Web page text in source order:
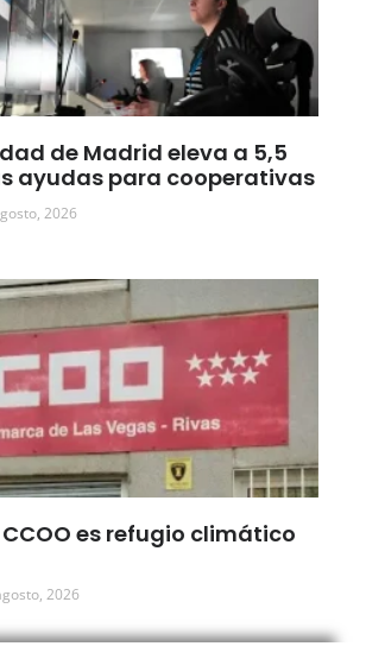
de Madrid eleva a 5,5
ayudas para cooperativas
2026
CCOO es refugio climático
2026